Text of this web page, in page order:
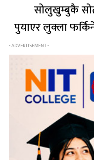
सोलुखुम्बुकै
पुयाएर लुक्ला
- ADVERTISEMENT -